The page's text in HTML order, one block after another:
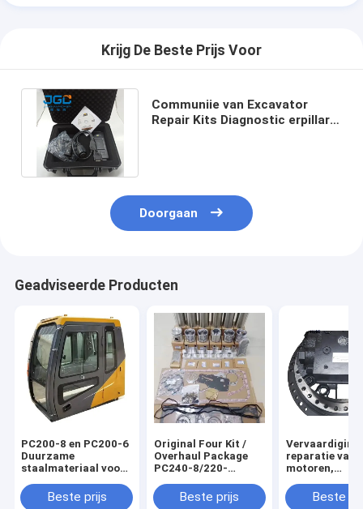
Krijg De Beste Prijs Voor
Communiie van Excavator
Repair Kits Diagnostic erpillar
Doorgaan
Geadviseerde Producten
PC200-8 en PC200-6
Duurzame
staalmateriaal voor
graafmachine
Beste prijs
Original Four Kit /
Overhaul Package
PC240-8/220-
7/270-7 Excavator
Repair Kits 567545
Beste prijs
Vervaardiging
reparatie van
motoren,
excavatoren
Beste